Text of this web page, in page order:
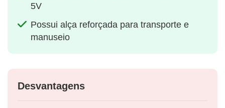
5V
Possui alça reforçada para transporte e
manuseio
Desvantagens